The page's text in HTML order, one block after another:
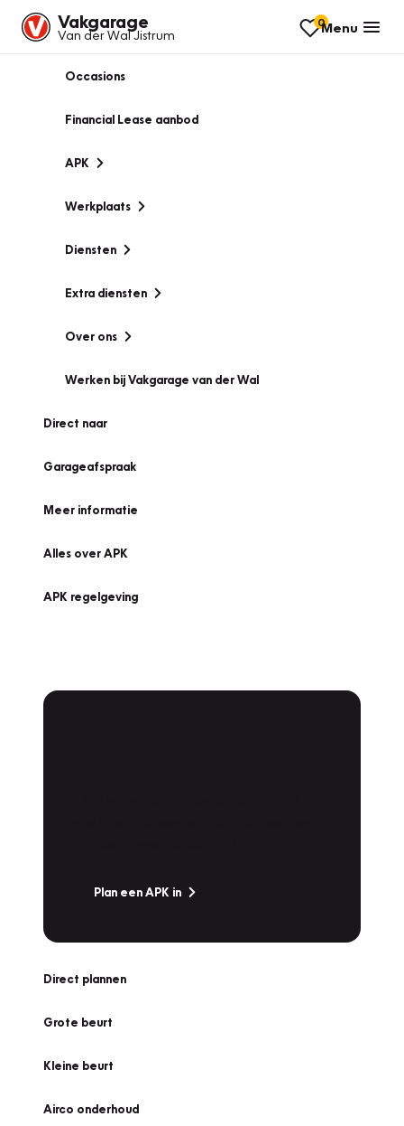
Vakgarage
Van der Wal Jistrum
0Menu
Occasions
Financial Lease aanbod
APK
Werkplaats
Diensten
Extra diensten
Over ons
Werken bij Vakgarage van der Wal
Direct naar
Garageafspraak
Meer informatie
Alles over APK
APK regelgeving
Plan een APK in
Direct plannen
Grote beurt
Kleine beurt
Airco onderhoud